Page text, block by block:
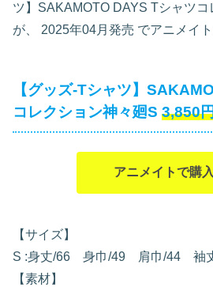
ツ】SAKAMOTO DAYS Tシャツコ
が、
2025年04月発売 でアニメイ
【グッズ-Tシャツ】
コレクション神々廻S 3,850
アニメイトで購
【サイズ】
S :身丈/66 身巾/49 肩巾/44 袖
【素材】